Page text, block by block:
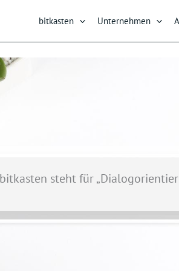
bitkasten Unternehmen
bitkasten steht für